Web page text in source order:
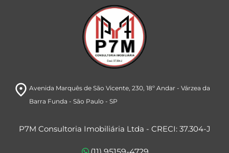
room Avenida Marquês de São Vicente, 230, 18º Andar- Várzea da
Barra Funda - São Paulo - SP
P7M Consultoria Imobiliária Ltda - CRECI: 37.304-J